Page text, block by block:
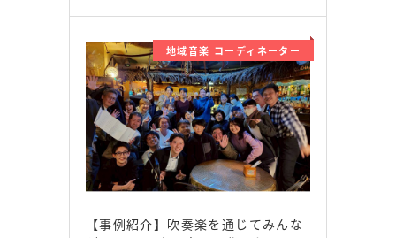
地域音楽 コーディネーター
【事例紹介】吹奏楽を通じてみんな